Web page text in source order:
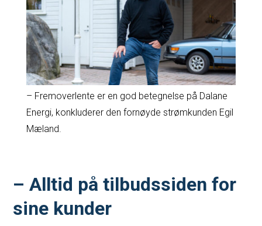
– Fremoverlente er en god betegnelse på Dalane
Energi, konkluderer den fornøyde strømkunden Egil
Mæland.
– Alltid på tilbudssiden for
sine kunder